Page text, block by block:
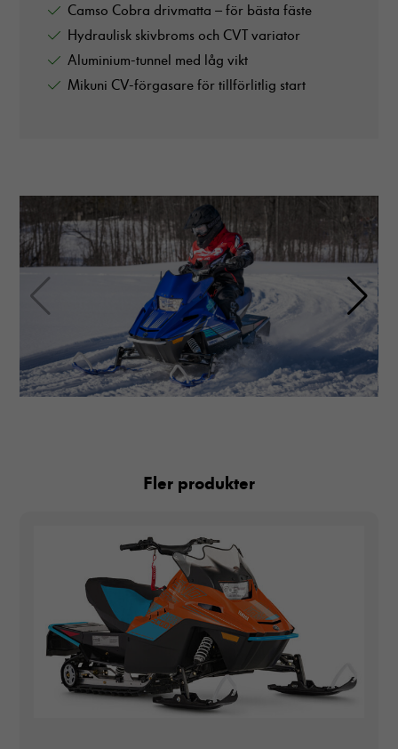
Camso Cobra drivmatta – för bästa fäste
Hydraulisk skivbroms och CVT variator
Aluminium-tunnel med låg vikt
Mikuni CV-förgasare för tillförlitlig start
Fler produkter